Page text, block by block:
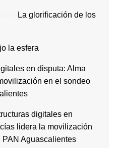
La glorificación de los
la esfera
en disputa: Alma
en el sondeo
digitales en
lidera la movilización
Aguascalientes